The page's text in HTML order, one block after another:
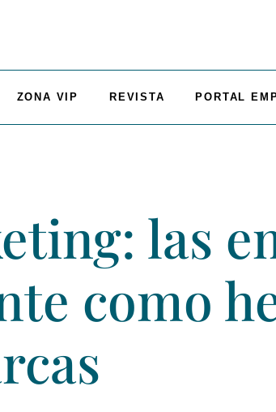
ZONA VIP REVISTA PORTAL
las
como